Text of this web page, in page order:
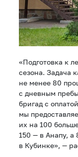
«Подготовка к
сезона. Задача
не менее 80
с дневным
бригад с
мы
их на 100
150 — в Анапу, а
в Кубинке», —